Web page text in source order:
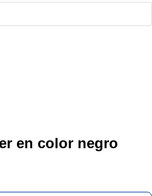
en color negro